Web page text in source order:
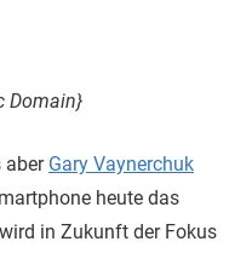
Domain}
aber Gary Vaynerchuk
heute das
in Zukunft der Fokus